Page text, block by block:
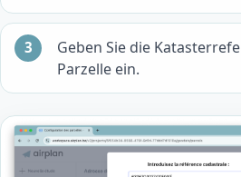
Geben Sie die
Parzelle ein.